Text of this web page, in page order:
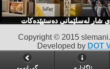
شار لەسلێمانی دەستپێدەكات
Copyright © 2015
Developed by DOT